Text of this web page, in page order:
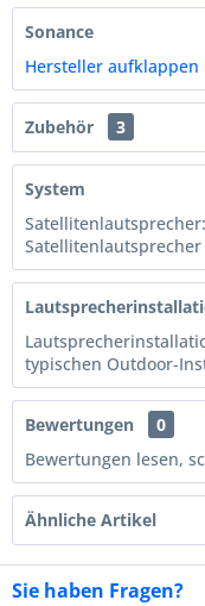
Sonance
Hersteller aufklappen
Zubehör 3
System
Satellitenlautsprecher:
Satellitenlautsprecher
typischen Outdoor-
Bewertungen
0
Bewertungen lesen,
Ähnliche Artikel
Sie haben Fragen?